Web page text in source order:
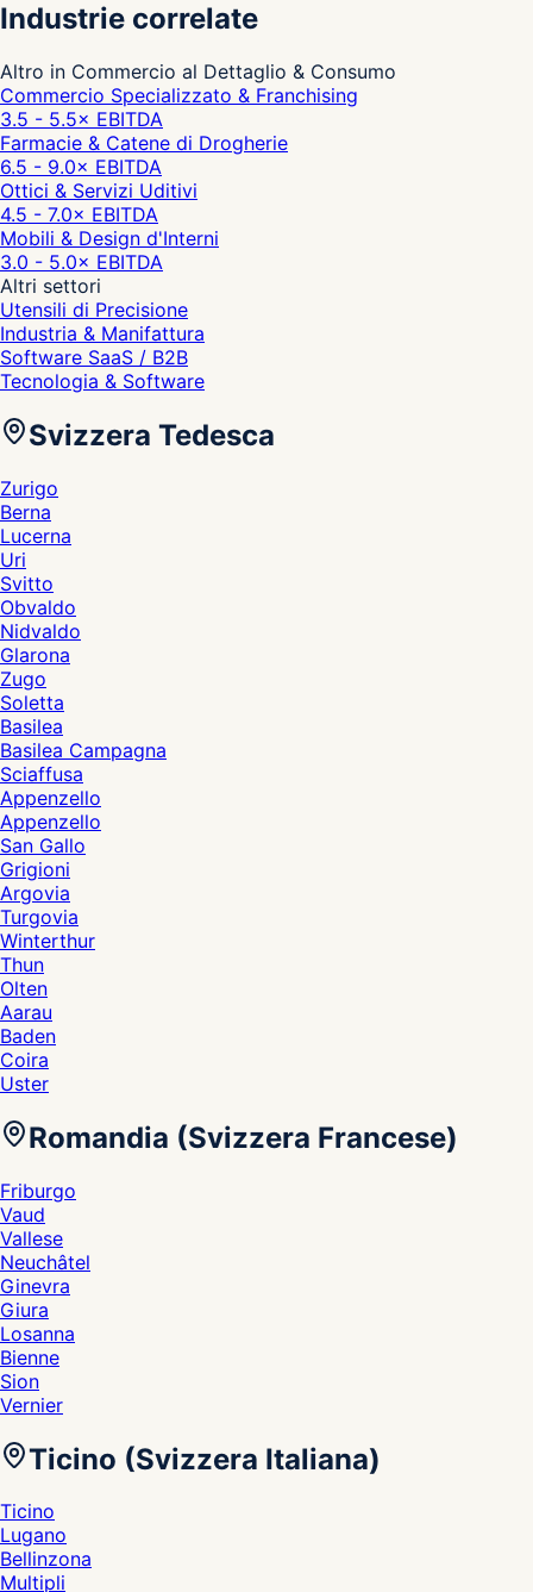
Industrie correlate
Altro in Commercio al Dettaglio & Consumo
Commercio Specializzato & Franchising
3.5 - 5.5× EBITDA
Farmacie & Catene di Drogherie
6.5 - 9.0× EBITDA
Ottici & Servizi Uditivi
4.5 - 7.0× EBITDA
Mobili & Design d'Interni
3.0 - 5.0× EBITDA
Altri settori
Utensili di Precisione
Industria & Manifattura
Software SaaS / B2B
Tecnologia & Software
Svizzera Tedesca
Zurigo
Berna
Lucerna
Uri
Svitto
Obvaldo
Nidvaldo
Glarona
Zugo
Soletta
Basilea
Basilea Campagna
Sciaffusa
Appenzello
Appenzello
San Gallo
Grigioni
Argovia
Turgovia
Winterthur
Thun
Olten
Aarau
Baden
Coira
Uster
Romandia (Svizzera Francese)
Friburgo
Vaud
Vallese
Neuchâtel
Ginevra
Giura
Losanna
Bienne
Sion
Vernier
Ticino (Svizzera Italiana)
Ticino
Lugano
Bellinzona
Multipli